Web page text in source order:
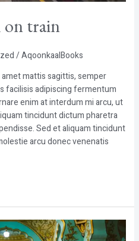
on train
/AqoonkaalBooks
mattis sagittis, semper
facilisis adipiscing fermentum
enim at interdum mi arcu, ut
tincidunt dictum pharetra
Sed et aliquam tincidunt
arcu donec venenatis